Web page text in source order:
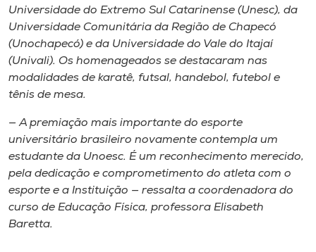
Universidade do Extremo Sul Catarinense (Unesc), da
Universidade Comunitária da Região de Chapecó
(Unochapecó) e da Universidade do Vale do Itajaí
(Univali). Os homenageados se destacaram nas
modalidades de karatê, futsal, handebol, futebol e
tênis de mesa.
— A premiação mais importante do esporte
universitário brasileiro novamente contempla um
estudante da Unoesc. É um reconhecimento merecido,
pela dedicação e comprometimento do atleta com o
esporte e a Instituição — ressalta a coordenadora do
curso de Educação Física, professora Elisabeth
Baretta.